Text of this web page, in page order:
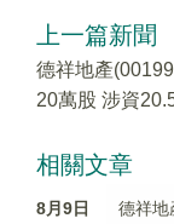
上一篇新聞
德祥地產
20萬股 涉資
相關文章
8月9日 德祥地